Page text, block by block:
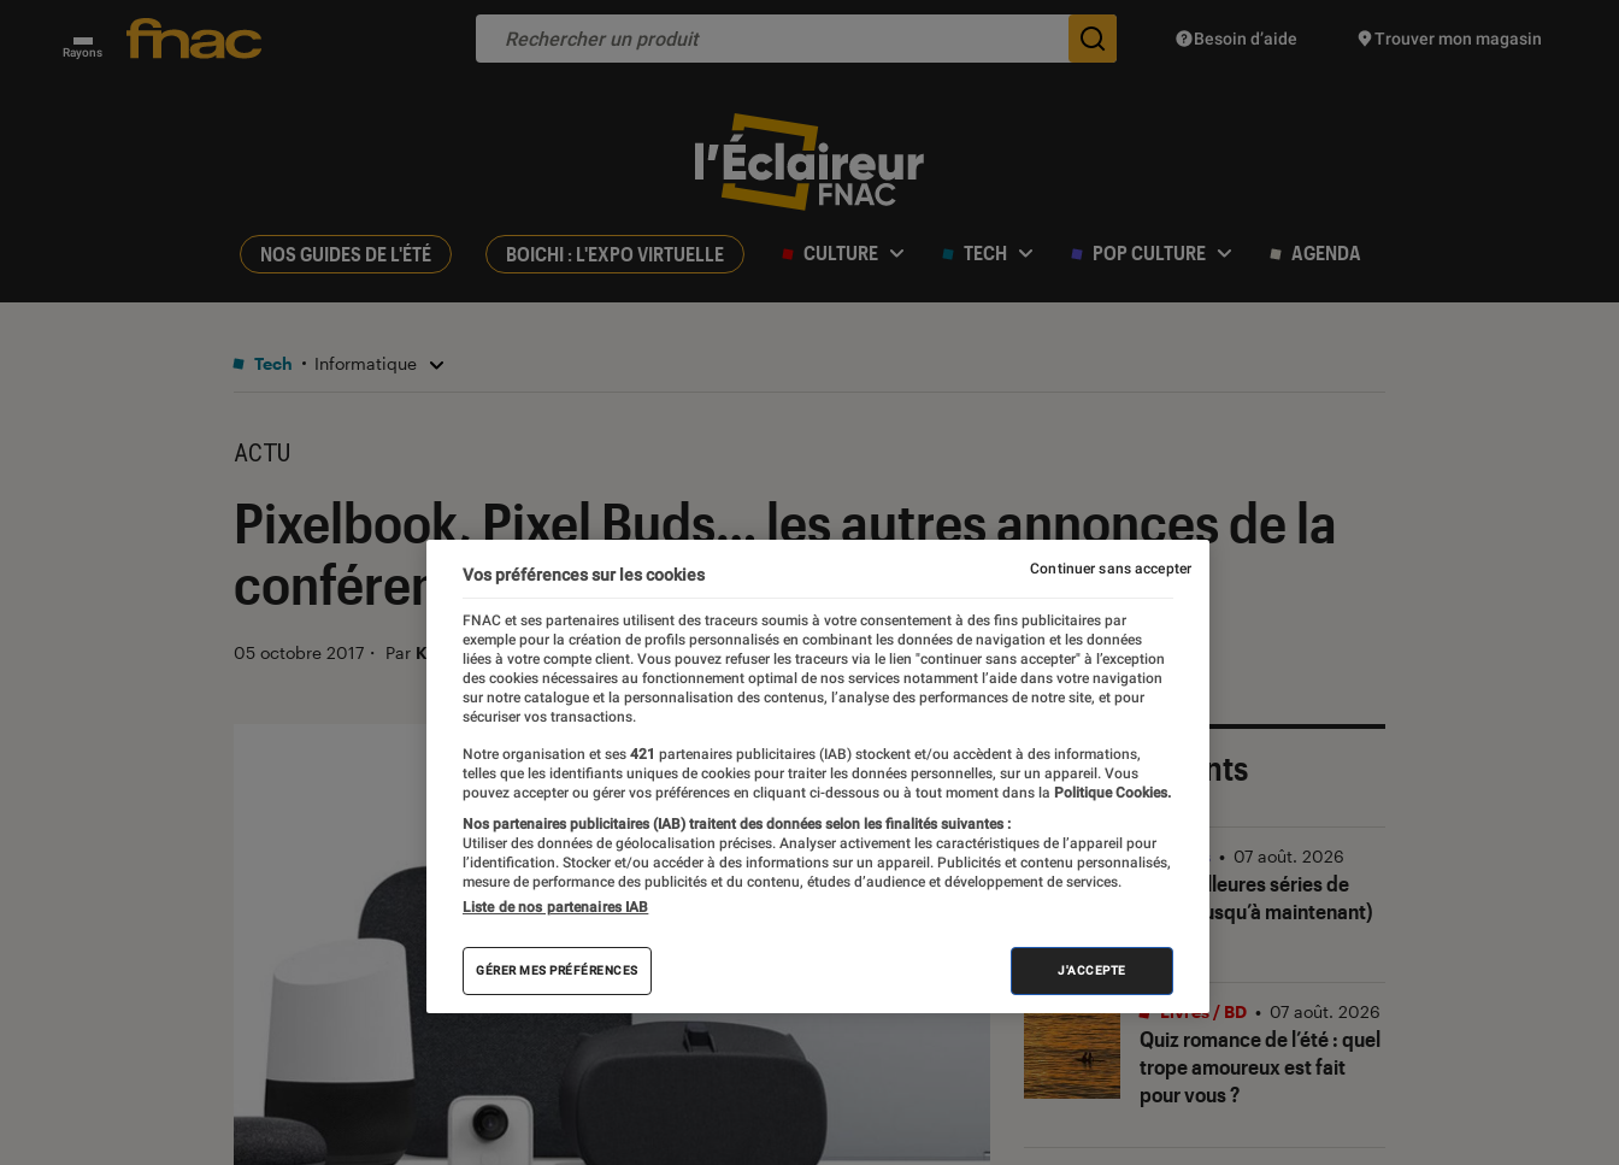
Rayons Des suggestions de produits vont vous être proposées
Besoin d’aide Trouver mon magasin
NOS GUIDES DE L'ÉTÉ BOICHI : L'EXPO VIRTUELLE CULTURE TECH POP CULTURE AGENDA
Tech Informatique
ACTU
Pixelbook, Pixel Buds… les autres annonces de la
conférence Google
05 octobre 2017 ・ Par Kevinh
Les plus récents
Les meilleures séries de
2026 (jusqu’à maintenant)
Séries • 07 août. 2026
Quiz romance de l’été : quel
trope amoureux est fait
pour vous ?
Livres / BD • 07 août. 2026
Vos préférences sur les cookies
FNAC et ses partenaires utilisent des traceurs soumis à votre consentement à des fins publicitaires par
exemple pour la création de profils personnalisés en combinant les données de navigation et les données
liées à votre compte client. Vous pouvez refuser les traceurs via le lien "continuer sans accepter" à l’exception
des cookies nécessaires au fonctionnement optimal de nos services notamment l’aide dans votre navigation
sur notre catalogue et la personnalisation des contenus, l’analyse des performances de notre site, et pour
sécuriser vos transactions.
Notre organisation et ses 421 partenaires publicitaires (IAB) stockent et/ou accèdent à des informations,
telles que les identifiants uniques de cookies pour traiter les données personnelles, sur un appareil. Vous
pouvez accepter ou gérer vos préférences en cliquant ci-dessous ou à tout moment dans la Politique Cookies.
Nos partenaires publicitaires (IAB) traitent des données selon les finalités suivantes :
Utiliser des données de géolocalisation précises. Analyser activement les caractéristiques de l’appareil pour
l’identification. Stocker et/ou accéder à des informations sur un appareil. Publicités et contenu personnalisés,
mesure de performance des publicités et du contenu, études d’audience et développement de services.
Liste de nos partenaires IAB
GÉRER MES PRÉFÉRENCES J'ACCEPTE
Continuer sans accepter